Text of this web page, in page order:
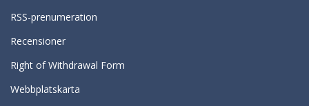
RSS-prenumeration
Recensioner
Right of Withdrawal Form
Webbplatskarta